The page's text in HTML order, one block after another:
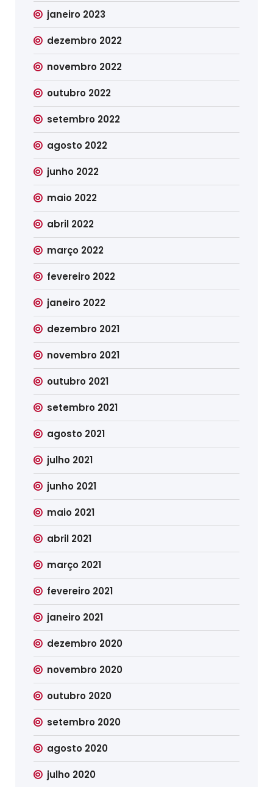
janeiro 2023
dezembro 2022
novembro 2022
outubro 2022
setembro 2022
agosto 2022
junho 2022
maio 2022
abril 2022
março 2022
fevereiro 2022
janeiro 2022
dezembro 2021
novembro 2021
outubro 2021
setembro 2021
agosto 2021
julho 2021
junho 2021
maio 2021
abril 2021
março 2021
fevereiro 2021
janeiro 2021
dezembro 2020
novembro 2020
outubro 2020
setembro 2020
agosto 2020
julho 2020